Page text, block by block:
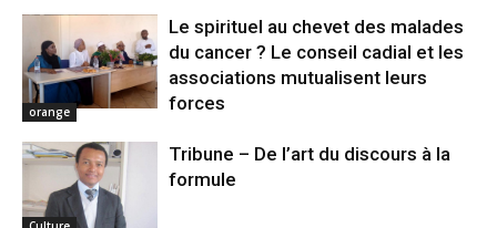
orange
Le spirituel au chevet des malades
du cancer ? Le conseil cadial et les
associations mutualisent leurs
forces
Tribune – De l’art du discours à la
formule